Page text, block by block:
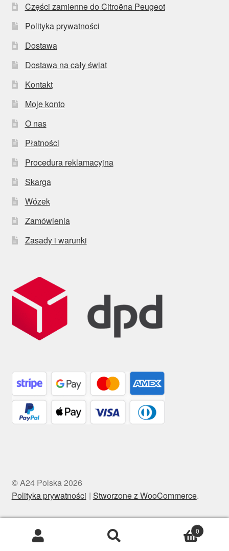
Części zamienne do Citroëna Peugeot
Polityka prywatności
Dostawa
Dostawa na cały świat
Kontakt
Moje konto
O nas
Płatności
Procedura reklamacyjna
Skarga
Wózek
Zamówienia
Zasady i warunki
© A24 Polska 2026
Polityka prywatności
Stworzone z WooCommerce.
0